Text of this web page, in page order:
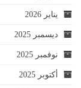
يناير 2026
ديسمبر 2025
نوفمبر 2025
أكتوبر 2025